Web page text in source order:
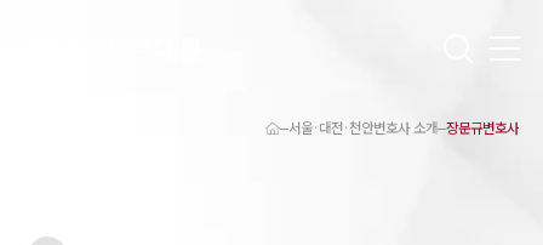
천안이혼전문변호사
서울·대전·천안변호사 소개 장문규변호사